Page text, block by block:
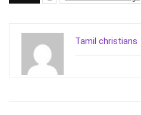
Tamil christians